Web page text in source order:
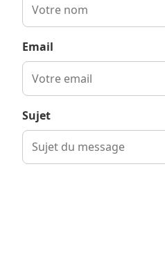
Email
Sujet